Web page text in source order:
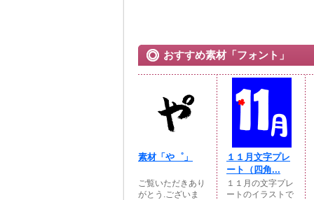
おすすめ素材「フォント」
素材「や゜」
ご覧いただきあり
がとう.ございま
１１月文字プレ
ート（四角...
１１月の文字プレ
ートのイラストで